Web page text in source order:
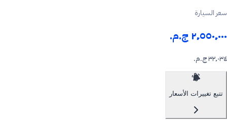
سعر السيارة
٢٬٥٥٠٬٠٠٠ ج.م.‏
٣٢٬٠٣٤ ج.م.‏
تتبع تغييرات الأسعار